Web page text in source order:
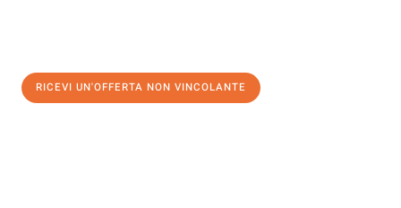
RICEVI UN'OFFERTA NON VINCOLANTE